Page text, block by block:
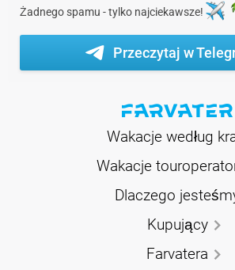
Żadnego spamu - tylko najciekawsze!
Przeczytaj w
Wakacje według
Wakacje
Dlaczego
Kupujący
Farvatera